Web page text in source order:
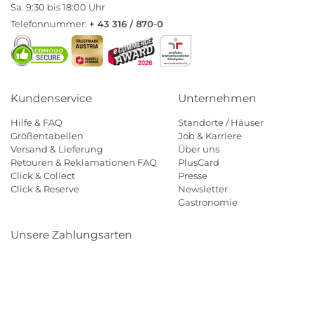
Sa. 9:30 bis 18:00 Uhr
Telefonnummer: + 43 316 / 870-0
Kundenservice
Hilfe & FAQ
Größentabellen
Versand & Lieferung
Retouren & Reklamationen FAQ
Click & Collect
Click & Reserve
Unternehmen
Standorte / Häuser
Job & Karriere
Über uns
PlusCard
Presse
Newsletter
Gastronomie
Unsere Zahlungsarten